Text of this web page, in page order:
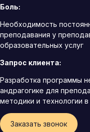
Боль:
Необходимость
преподавания у
образовательных услуг
Запрос клиента:
Разработка программы
андрагогике для
методики и технологии
Заказать звонок